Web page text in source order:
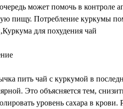
может помочь в контроле
пищу. Потребление куркумы
для похудения чай
пить чай с куркумой в
Это объясняется тем,
уровень сахара в